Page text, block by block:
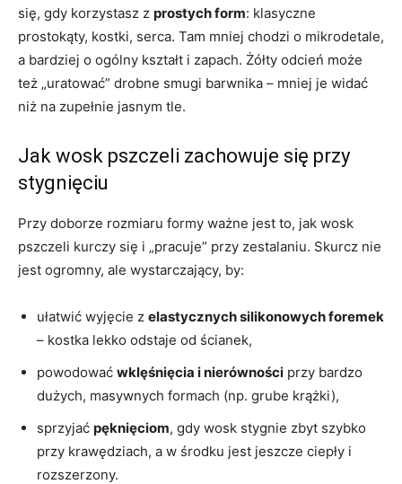
się, gdy korzystasz z prostych form: klasyczne
prostokąty, kostki, serca. Tam mniej chodzi o mikrodetale,
a bardziej o ogólny kształt i zapach. Żółty odcień może
też „uratować” drobne smugi barwnika – mniej je widać
niż na zupełnie jasnym tle.
Jak wosk pszczeli zachowuje się przy
stygnięciu
Przy doborze rozmiaru formy ważne jest to, jak wosk
pszczeli kurczy się i „pracuje” przy zestalaniu. Skurcz nie
jest ogromny, ale wystarczający, by:
ułatwić wyjęcie z elastycznych silikonowych foremek
– kostka lekko odstaje od ścianek,
powodować wklęśnięcia i nierówności przy bardzo
dużych, masywnych formach (np. grube krążki),
sprzyjać pęknięciom, gdy wosk stygnie zbyt szybko
przy krawędziach, a w środku jest jeszcze ciepły i
rozszerzony.